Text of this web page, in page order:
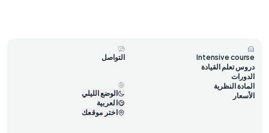
Intensive course
دروس تعلم القيادة
الدورات
المادة النظرية
الأسعار
التواصل
الوضع الليلي
العربية
اختر موقعك